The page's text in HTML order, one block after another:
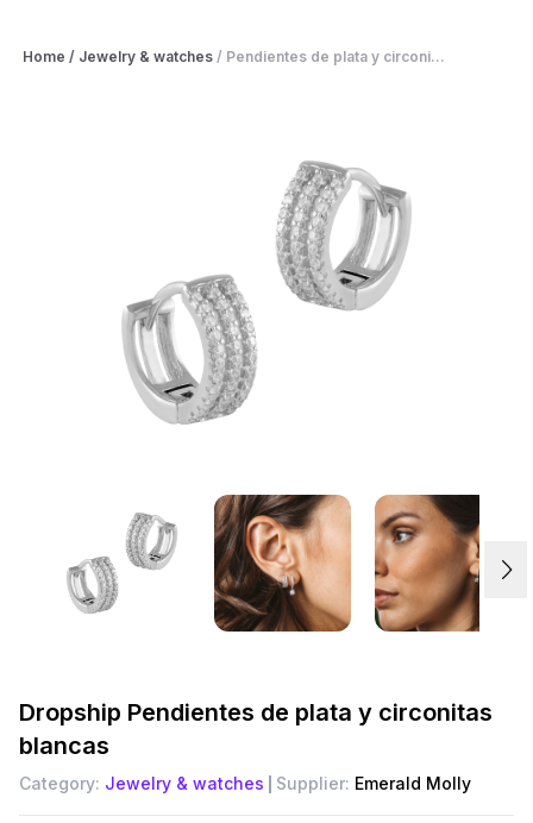
Home / Jewelry & watches / Pendientes de plata y circoni...
Dropship Pendientes de plata y circonitas
blancas
Category: Jewelry & watches Supplier: Emerald Molly